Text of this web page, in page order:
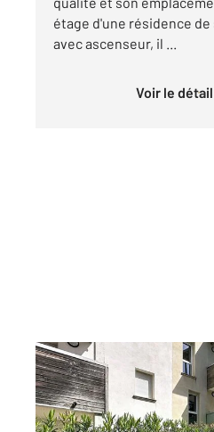
étage d'une résidence
avec ascenseur, il ...
Voir le
ST CHRISTOL LES ALES
64,30 m2
, 3 pièces
Ref : 144